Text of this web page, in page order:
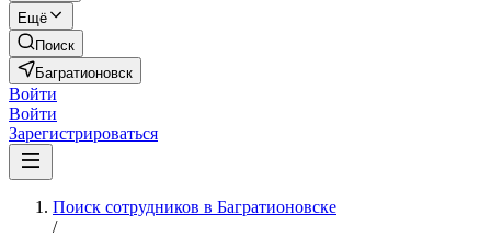
Ещё
Поиск
Багратионовск
Войти
Войти
Зарегистрироваться
Поиск сотрудников в Багратионовске
/